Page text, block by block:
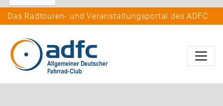
Das Radtouren- und Veranstaltungsportal des ADFC